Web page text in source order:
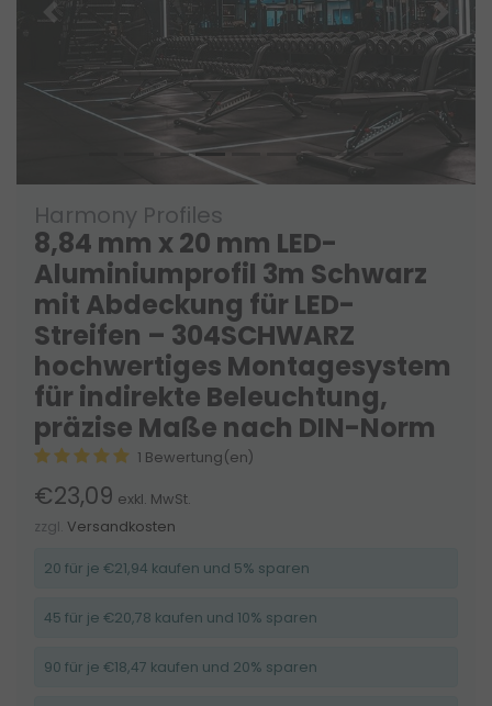
Zurück
Harmony Profiles
8,84 mm x 20 mm LED-
Aluminiumprofil 3m Schwarz
mit Abdeckung für LED-
Streifen – 304SCHWARZ
hochwertiges Montagesystem
für indirekte Beleuchtung,
präzise Maße nach DIN-Norm
1 Bewertung(en)
€23,09 exkl. MwSt.
zzgl. Versandkosten
20 für je €21,94 kaufen und 5% sparen
45 für je €20,78 kaufen und 10% sparen
90 für je €18,47 kaufen und 20% sparen